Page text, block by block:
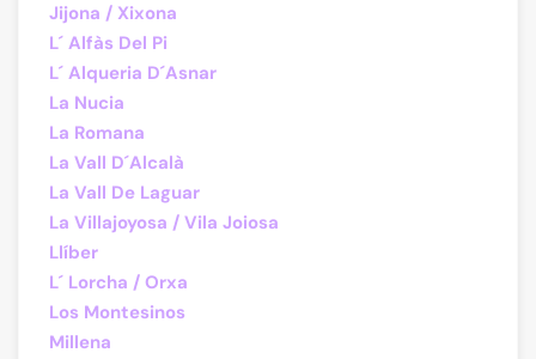
Jijona / Xixona
L´ Alfàs Del Pi
L´ Alqueria D´Asnar
La Nucia
La Romana
La Vall D´Alcalà
La Vall De Laguar
La Villajoyosa / Vila Joiosa
Llíber
L´ Lorcha / Orxa
Los Montesinos
Millena